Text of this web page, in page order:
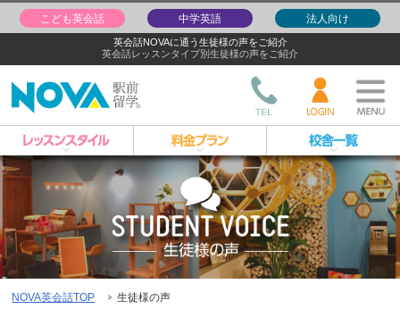
英会話NOVAに通う生徒様の声をご紹介
英会話レッスンタイプ別生徒様の声をご紹介
こども英会話 中学英語 法人向け
NOVA英会話TOP 生徒様の声